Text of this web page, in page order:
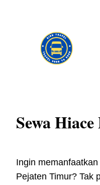
Sewa
Ingin
Pejaten Timur? Tak